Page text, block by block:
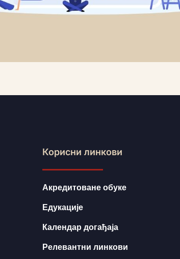
Корисни линкови
Акредитоване обуке
Едукације
Календар догађаја
Релевантни линкови